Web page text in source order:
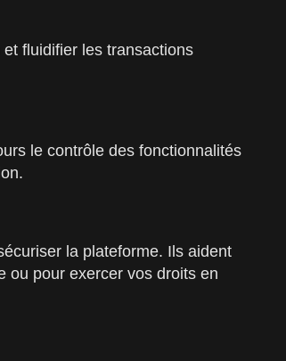
fluidifier les transactions
le contrôle des fonctionnalités
la plateforme. Ils aident
ou pour exercer vos droits en